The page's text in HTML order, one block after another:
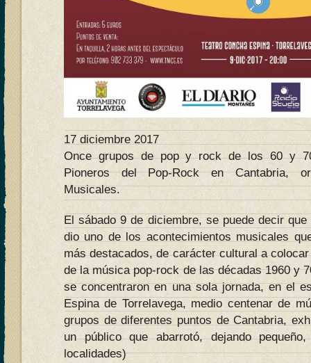
17 diciembre 2017
Once grupos de pop y rock de los 60 y
Pioneros del Pop-Rock en Cantabria,
Musicales.
El sábado 9 de diciembre, se puede decir
dio uno de los acontecimientos musicales
más destacados, de carácter cultural a
de la música pop-rock de las décadas 1960 y
se concentraron en una sola jornada, en el
Espina de Torrelavega, medio centenar de
grupos de diferentes puntos de Cantabria,
un público que abarrotó, dejando
localidades)